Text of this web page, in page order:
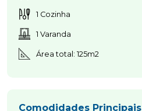
1 Cozinha
1 Varanda
Área total: 125m2
Comodidades Principais